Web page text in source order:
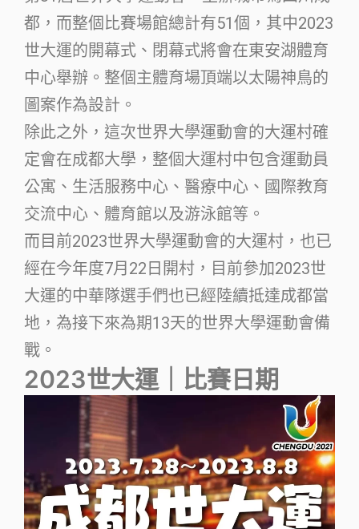
都，而整個比賽場館總計有51個，其中2023
世大運的開幕式、閉幕式將會在東安湖體育
中心舉辦。整個主體育場頂端以太陽神鳥的
圖案作為設計。
除此之外，這次世界大學運動會的大運村確
定會在成都大學，整個大運村中包含運動員
公寓、生活服務中心、醫療中心、國際教育
交流中心、體育館以及游泳館等。
而目前2023世界大學運動會的大運村，也已
經在今年度7月22日開村，目前參加2023世
大運的中華隊選手們也已經陸續抵達成都當
地，為接下來為期13天的世界大學運動會備
戰。
2023世大運｜比賽日期